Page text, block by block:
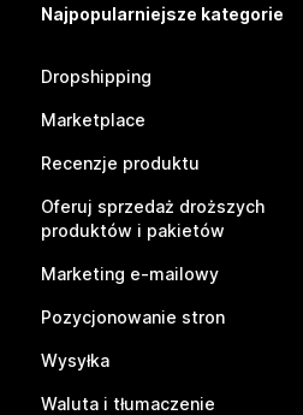
Najpopularniejsze kategorie
Dropshipping
Marketplace
Recenzje produktu
Oferuj sprzedaż droższych
produktów i pakietów
Marketing e-mailowy
Pozycjonowanie stron
Wysyłka
Waluta i tłumaczenie